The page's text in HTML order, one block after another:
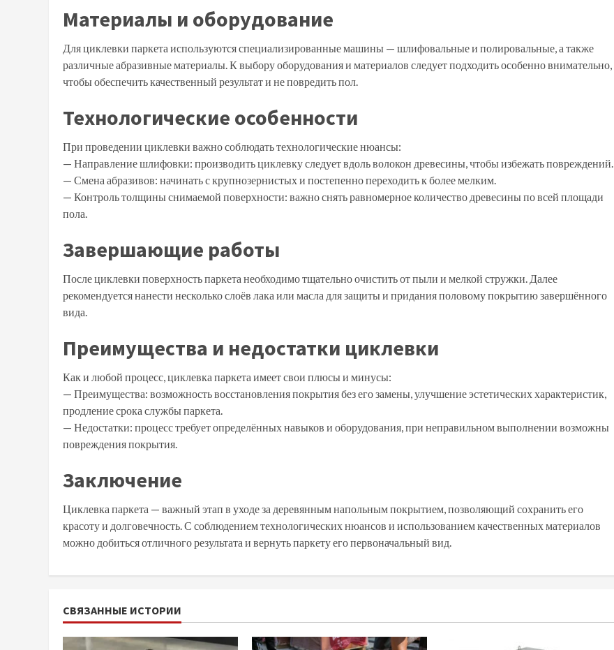
Материалы и оборудование
Для циклевки паркета используются специализированные машины — шлифовальные и полировальные, а также
различные абразивные материалы. К выбору оборудования и материалов следует подходить особенно внимательно,
чтобы обеспечить качественный результат и не повредить пол.
Технологические особенности
При проведении циклевки важно соблюдать технологические нюансы:
— Направление шлифовки: производить циклевку следует вдоль волокон древесины, чтобы избежать повреждений.
— Смена абразивов: начинать с крупнозернистых и постепенно переходить к более мелким.
— Контроль толщины снимаемой поверхности: важно снять равномерное количество древесины по всей площади
пола.
Завершающие работы
После циклевки поверхность паркета необходимо тщательно очистить от пыли и мелкой стружки. Далее
рекомендуется нанести несколько слоёв лака или масла для защиты и придания половому покрытию завершённого
вида.
Преимущества и недостатки циклевки
Как и любой процесс, циклевка паркета имеет свои плюсы и минусы:
— Преимущества: возможность восстановления покрытия без его замены, улучшение эстетических характеристик,
продление срока службы паркета.
— Недостатки: процесс требует определённых навыков и оборудования, при неправильном выполнении возможны
повреждения покрытия.
Заключение
Циклевка паркета — важный этап в уходе за деревянным напольным покрытием, позволяющий сохранить его
красоту и долговечность. С соблюдением технологических нюансов и использованием качественных материалов
можно добиться отличного результата и вернуть паркету его первоначальный вид.
СВЯЗАННЫЕ ИСТОРИИ